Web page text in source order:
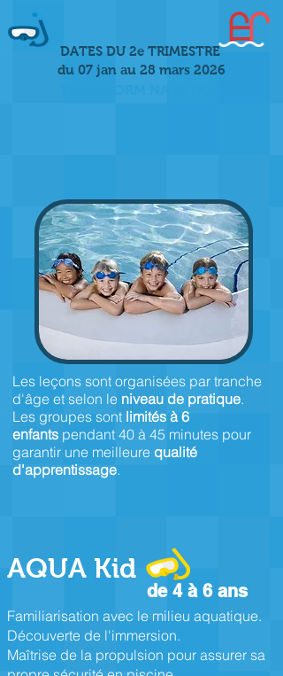
DATES DU 2e TRIMESTRE
du 07 jan au 28 mars 2026
Les leçons sont organisées par tranche
d'âge et selon le niveau de pratique.
Les groupes sont limités à 6
enfants pendant 40 à 45 minutes pour
garantir une meilleure qualité
d'apprentissage.
AQUA Kid
Familiarisation avec le milieu aquatique.
Découverte de l'immersion.
Maîtrise de la propulsion pour assurer sa
de 4 à 6 ans